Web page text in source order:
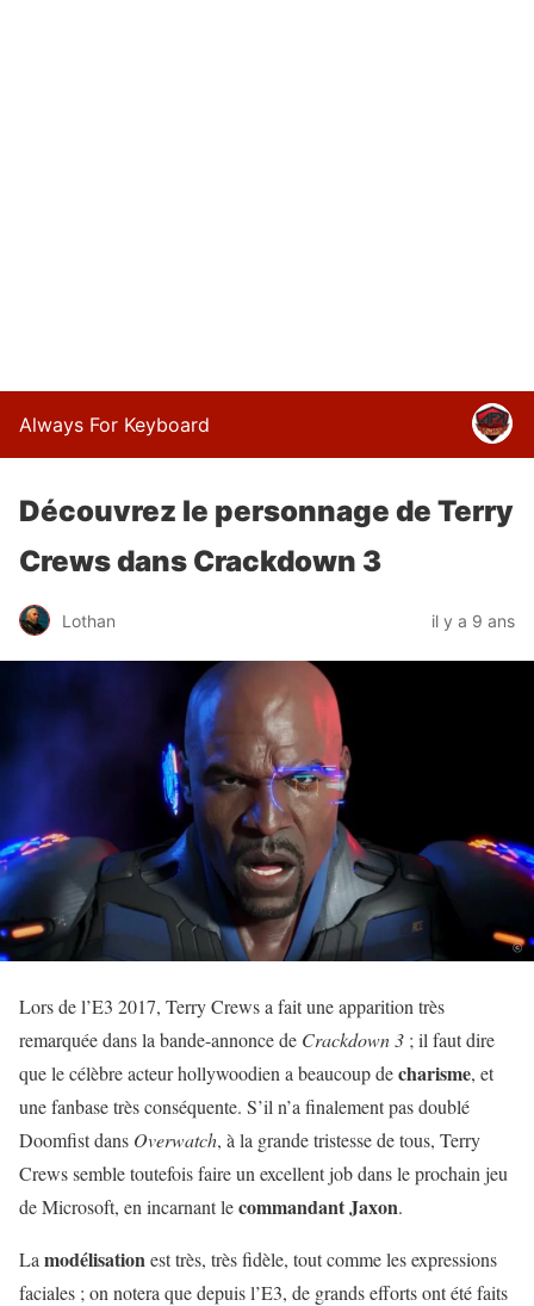
Always For Keyboard
Découvrez le personnage de Terry
Crews dans Crackdown 3
Lothan il y a 9 ans
Lors de l’E3 2017, Terry Crews a fait une apparition très
remarquée dans la bande-annonce de Crackdown 3 ; il faut dire
que le célèbre acteur hollywoodien a beaucoup decharisme, et
une fanbase très conséquente. S’il n’a finalement pas doublé
Doomfist dans Overwatch, à la grande tristesse de tous, Terry
Crews semble toutefois faire un excellent job dans le prochain jeu
de Microsoft, en incarnant lecommandant Jaxon.
La modélisationest très, très fidèle, tout comme les expressions
faciales ; on notera que depuis l’E3, de grands efforts ont été faits